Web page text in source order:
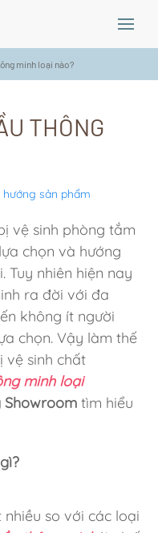
minh loại nào?
THÔNG
hướng sản phẩm
vệ sinh phòng tắm
chọn và hướng
Tuy nhiên hiện nay
ra đời với đa
không ít người
chọn. Vậy làm thế
vệ sinh chất
minh loại
Showroom tìm hiểu
so với các loại